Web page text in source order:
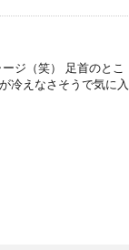
ジ（笑） 足首のとこ
冷えなさそうで気に入